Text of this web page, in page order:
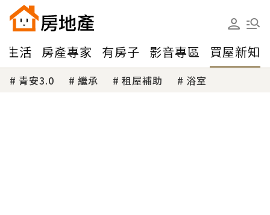
生活 房產專家 有房子 影音專區 買屋新知
青安3.0 繼承 租屋補助 浴室